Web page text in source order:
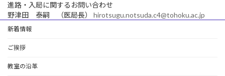
進路・入局に関するお問い合わせ
野津田 泰嗣 （医局長） hirotsugu.notsuda.c4@tohoku.ac.jp
新着情報
ご挨拶
教室の沿革